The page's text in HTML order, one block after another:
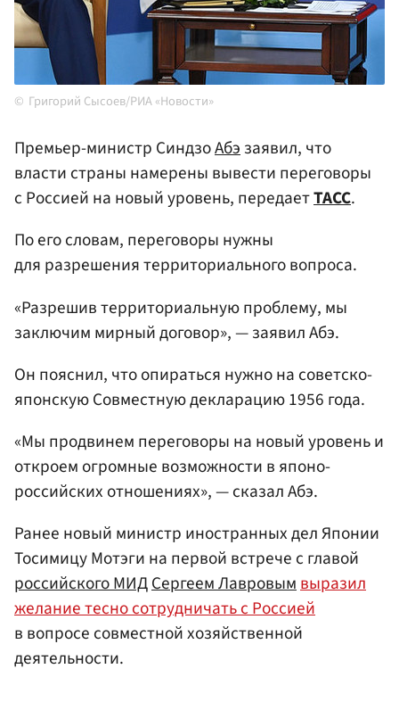
Григорий Сысоев/РИА «Новости»
Премьер-министр СиндзоАбэзаявил, что
власти страны намерены вывести переговоры
с Россией на новый уровень, передаетТАСС.
По его словам, переговоры нужны
для разрешения территориального вопроса.
«Разрешив территориальную проблему, мы
заключим мирный договор», — заявил Абэ.
Он пояснил, что опираться нужно на советско-
японскую Совместную декларацию 1956 года.
«Мы продвинем переговоры на новый уровень и
откроем огромные возможности в японо-
российских отношениях», — сказал Абэ.
Ранее новый министр иностранных дел Японии
Тосимицу Мотэги на первой встрече с главой
российского МИДСергеем Лавровымвыразил
желание тесно сотрудничать с Россией
в вопросе совместной хозяйственной
деятельности.